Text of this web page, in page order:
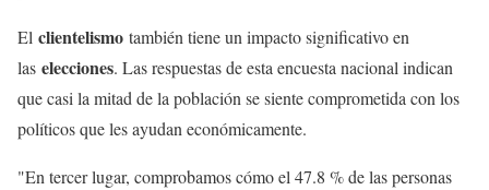
El clientelismo también tiene un impacto significativo en
las elecciones. Las respuestas de esta encuesta nacional indican
que casi la mitad de la población se siente comprometida con los
políticos que les ayudan económicamente.
"En tercer lugar, comprobamos cómo el 47.8 % de las personas